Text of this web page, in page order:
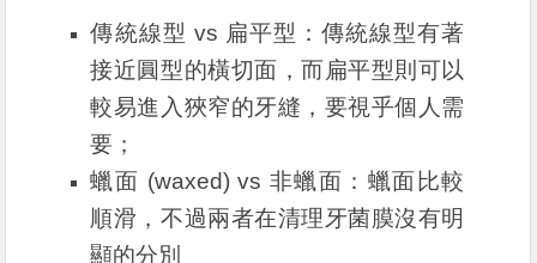
傳統線型 vs 扁平型：傳統線型有著
接近圓型的橫切面，而扁平型則可以
較易進入狹窄的牙縫，要視乎個人需
要；
蠟面 (waxed) vs 非蠟面：蠟面比較
順滑，不過兩者在清理牙菌膜沒有明
顯的分別